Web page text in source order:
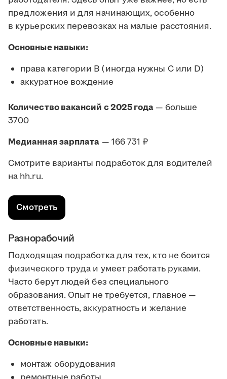
предложения и для начинающих, особенно
в курьерских перевозках на малые расстояния.
Основные навыки:
права категории B (иногда нужны C или D)
аккуратное вождение
Количество вакансий с 2025 года — больше
3700
Медианная зарплата — 166 731 ₽
Смотрите варианты подработок для водителей
на hh.ru.
Смотреть
Разнорабочий
Подходящая подработка для тех, кто не боится
физического труда и умеет работать руками.
Часто берут людей без специального
образования. Опыт не требуется, главное —
ответственность, аккуратность и желание
работать.
Основные навыки:
монтаж оборудования